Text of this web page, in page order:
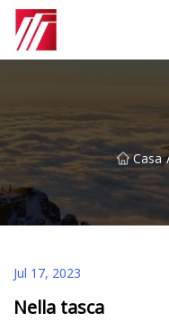
Casa
Jul 17, 2023
Nella tasca